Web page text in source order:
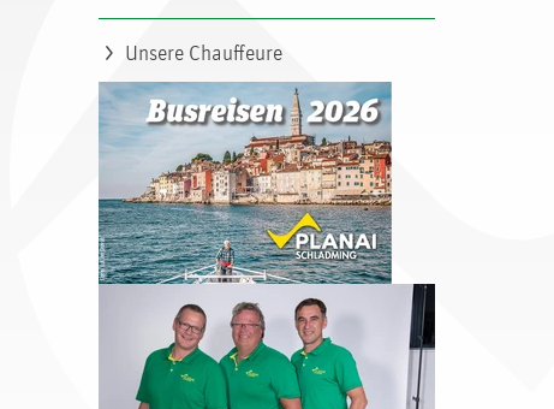
Unsere Chauffeure